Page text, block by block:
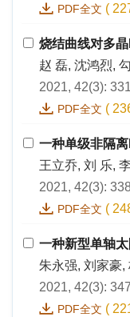
PDF全文 (
烧结曲线对多
赵 磊, 沈鸿烈,
2021, 42(3):
PDF全文 (
一种单级非隔
王立乔, 刘 乐,
2021, 42(3):
PDF全文 (
一种新型单轴
朱永强, 刘家豪,
2021, 42(3):
PDF全文 (